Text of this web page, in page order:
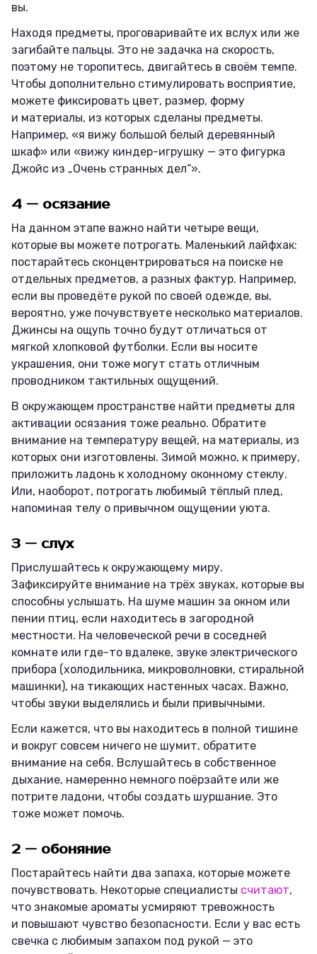
вы.
Находя предметы, проговаривайте их вслух или же
загибайте пальцы. Это не задачка на скорость,
поэтому не торопитесь, двигайтесь в своём темпе.
Чтобы дополнительно стимулировать восприятие,
можете фиксировать цвет, размер, форму
и материалы, из которых сделаны предметы.
Например, «я вижу большой белый деревянный
шкаф» или «вижу киндер-игрушку — это фигурка
Джойс из „Очень странных дел“».
4 — осязание
На данном этапе важно найти четыре вещи,
которые вы можете потрогать. Маленький лайфхак:
постарайтесь сконцентрироваться на поиске не
отдельных предметов, а разных фактур. Например,
если вы проведёте рукой по своей одежде, вы,
вероятно, уже почувствуете несколько материалов.
Джинсы на ощупь точно будут отличаться от
мягкой хлопковой футболки. Если вы носите
украшения, они тоже могут стать отличным
проводником тактильных ощущений.
В окружающем пространстве найти предметы для
активации осязания тоже реально. Обратите
внимание на температуру вещей, на материалы, из
которых они изготовлены. Зимой можно, к примеру,
приложить ладонь к холодному оконному стеклу.
Или, наоборот, потрогать любимый тёплый плед,
напоминая телу о привычном ощущении уюта.
3 — слух
Прислушайтесь к окружающему миру.
Зафиксируйте внимание на трёх звуках, которые вы
способны услышать. На шуме машин за окном или
пении птиц, если находитесь в загородной
местности. На человеческой речи в соседней
комнате или где-то вдалеке, звуке электрического
прибора (холодильника, микроволновки, стиральной
машинки), на тикающих настенных часах. Важно,
чтобы звуки выделялись и были привычными.
Если кажется, что вы находитесь в полной тишине
и вокруг совсем ничего не шумит, обратите
внимание на себя. Вслушайтесь в собственное
дыхание, намеренно немного поёрзайте или же
потрите ладони, чтобы создать шуршание. Это
тоже может помочь.
2 — обоняние
Постарайтесь найти два запаха, которые можете
почувствовать. Некоторые специалисты считают,
что знакомые ароматы усмиряют тревожность
и повышают чувство безопасности. Если у вас есть
свечка с любимым запахом под рукой — это